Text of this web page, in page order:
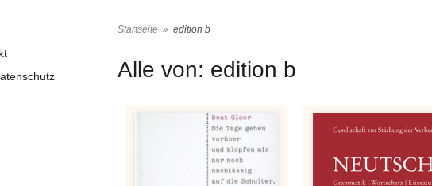
Startseite » edition b
Alle von: edition b